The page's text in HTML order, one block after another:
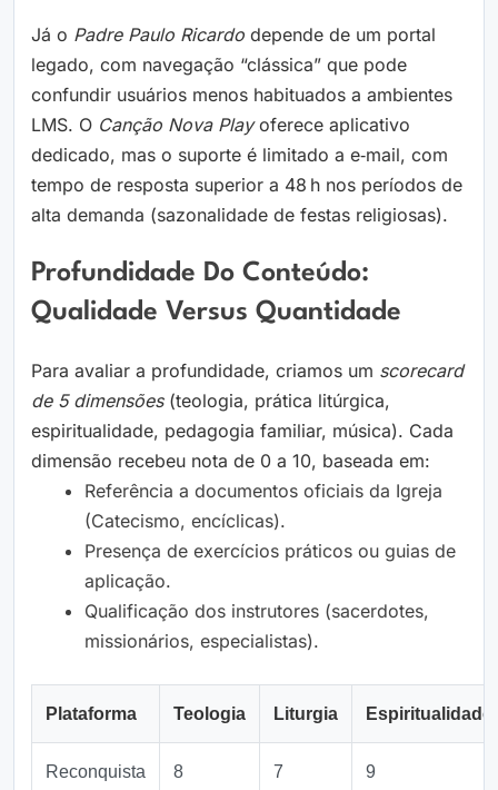
Já o Padre Paulo Ricardo depende de um portal
legado, com navegação “clássica” que pode
confundir usuários menos habituados a ambientes
LMS. O Canção Nova Playoferece aplicativo
dedicado, mas o suporte é limitado a e‑mail, com
tempo de resposta superior a 48 h nos períodos de
alta demanda (sazonalidade de festas religiosas).
Profundidade Do Conteúdo:
Qualidade Versus Quantidade
Para avaliar a profundidade, criamos um scorecard
de 5 dimensões(teologia, prática litúrgica,
espiritualidade, pedagogia familiar, música). Cada
dimensão recebeu nota de 0 a 10, baseada em:
Referência a documentos oficiais da Igreja
(Catecismo, encíclicas).
Presença de exercícios práticos ou guias de
aplicação.
Qualificação dos instrutores (sacerdotes,
missionários, especialistas).
Plataforma Teologia Liturgia Espiritualidade
Reconquista 8 7 9